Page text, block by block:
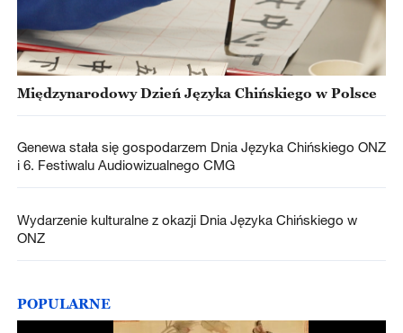
Międzynarodowy Dzień Języka Chińskiego w Polsce
Genewa stała się gospodarzem Dnia Języka Chińskiego ONZ
i 6. Festiwalu Audiowizualnego CMG
Wydarzenie kulturalne z okazji Dnia Języka Chińskiego w
ONZ
POPULARNE